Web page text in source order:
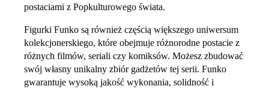
postaciami z Popkulturowego świata.
Figurki Funko są również częścią większego uniwersum
kolekcjonerskiego, które obejmuje różnorodne postacie z
różnych filmów, seriali czy komiksów. Możesz zbudować
swój własny unikalny zbiór gadżetów tej serii. Funko
gwarantuje wysoką jakość wykonania, solidność i